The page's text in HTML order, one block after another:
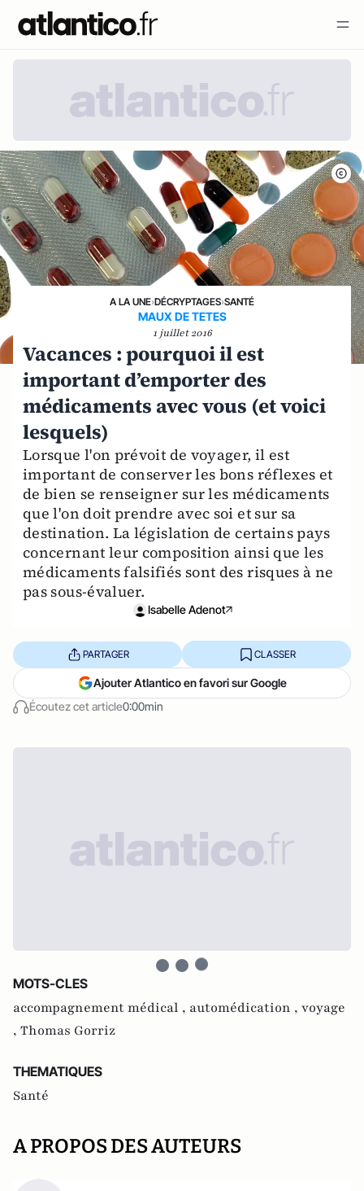
A LA UNE›DÉCRYPTAGES›SANTÉ
MAUX DE TETES
1 juillet 2016
Vacances : pourquoi il est
important d’emporter des
médicaments avec vous (et voici
lesquels)
Lorsque l'on prévoit de voyager, il est
important de conserver les bons réflexes et
de bien se renseigner sur les médicaments
que l'on doit prendre avec soi et sur sa
destination. La législation de certains pays
concernant leur composition ainsi que les
médicaments falsifiés sont des risques à ne
pas sous-évaluer.
Isabelle Adenot
Écoutez cet article0:00min
PARTAGER CLASSER
Ajouter Atlantico en favori sur Google
MOTS-CLES
accompagnement médical , automédication , voyage
, Thomas Gorriz
THEMATIQUES
Santé
A PROPOS DES AUTEURS